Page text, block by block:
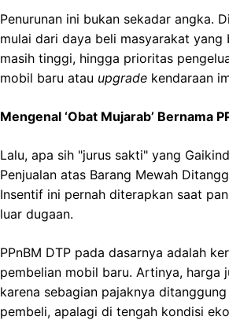
Penurunan ini bukan sekadar angka.
mulai dari daya beli masyarakat
masih tinggi, hingga prioritas
mobil baru atau upgrade kendaraan
Mengenal ‘Obat Mujarab’ Bernama
Lalu, apa sih "jurus sakti" yang
Penjualan atas Barang Mewah
Insentif ini pernah diterapkan saat
luar dugaan.
PPnBM DTP pada dasarnya adalah
pembelian mobil baru. Artinya, harga
karena sebagian pajaknya
pembeli, apalagi di tengah kondisi